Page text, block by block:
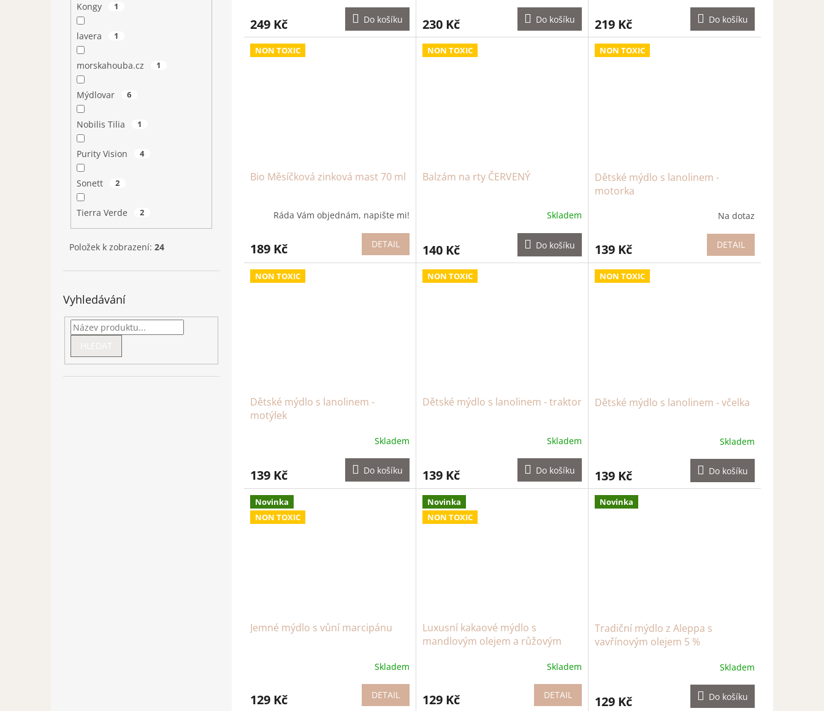
Kongy 1
lavera 1
morskahouba.cz 1
Mýdlovar 6
Nobilis Tilia 1
Purity Vision 4
Sonett 2
Tierra Verde 2
Položek k zobrazení: 24
Vyhledávání
249 Kč Do košíku 230 Kč Do košíku 219 Kč Do košíku
NON TOXIC
Bio Měsíčková zinková mast 70 ml
Ráda Vám objednám, napište mi!
189 Kč DETAIL
NON TOXIC
Balzám na rty ČERVENÝ
Skladem
140 Kč Do košíku
NON TOXIC
Dětské mýdlo s lanolinem -
motorka
Na dotaz
139 Kč DETAIL
NON TOXIC
Dětské mýdlo s lanolinem -
motýlek
Skladem
139 Kč Do košíku
NON TOXIC
Dětské mýdlo s lanolinem - traktor
Skladem
139 Kč Do košíku
NON TOXIC
Dětské mýdlo s lanolinem - včelka
Skladem
139 Kč Do košíku
Novinka
NON TOXIC
Jemné mýdlo s vůní marcipánu
Skladem
129 Kč DETAIL
Novinka
NON TOXIC
Luxusní kakaové mýdlo s
mandlovým olejem a růžovým
Skladem
129 Kč DETAIL
Novinka
Tradiční mýdlo z Aleppa s
vavřínovým olejem 5 %
Skladem
129 Kč Do košíku